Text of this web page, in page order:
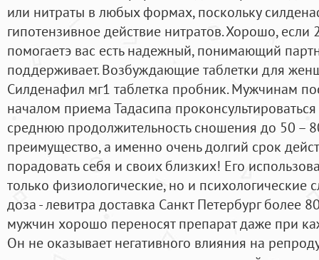
или нитраты в любых формах, поскольку
гипотензивное действие нитратов. Хорошо,
помогаетэ вас есть надежный, понимающий
поддерживает. Возбуждающие таблетки для
Силденафил мг1 таблетка пробник. Мужчинам
началом приема Тадасипа
среднюю продолжительность сношения до 50 –
преимущество, а именно очень долгий срок
порадовать себя и своих близких! Его
только физиологические, но и психологические
доза - левитра доставка Санкт Петербург более
мужчин хорошо переносят препарат даже при
Он не оказывает негативного влияния на